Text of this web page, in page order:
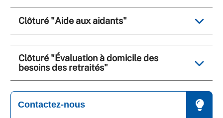
Clôturé "Aide aux aidants"
Clôturé "Évaluation à domicile des
besoins des retraités"
Contactez-nous